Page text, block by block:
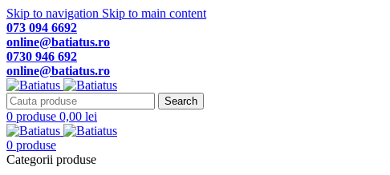
Skip to navigation Skip to main content
073 094 6692
online@batiatus.ro
0730 946 692
online@batiatus.ro
Search
0 produse 0,00 lei
0 produse
Categorii produse